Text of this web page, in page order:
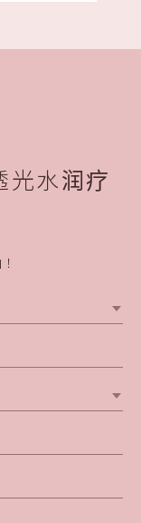
水润疗